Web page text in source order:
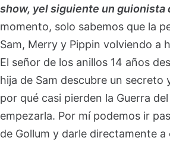
show, yel siguiente un guionista
momento, solo sabemos que la
Sam, Merry y Pippin volviendo a
El señor de los anillos 14 años
hija de Sam descubre un secreto
por qué casi pierden la Guerra
empezarla. Por mí podemos ir
de Gollum y darle directamente a